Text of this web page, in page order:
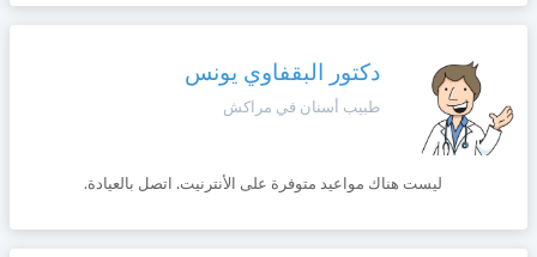
دكتور البقفاوي يونس
طبيب أسنان في مراكش
ليست هناك مواعيد متوفرة على الأنترنيت. اتصل بالعيادة.